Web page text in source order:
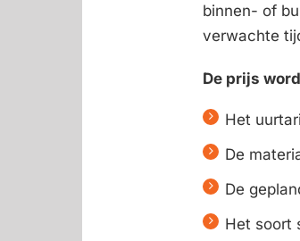
binnen- of
verwachte
De prijs
Het
De
De
Het soort